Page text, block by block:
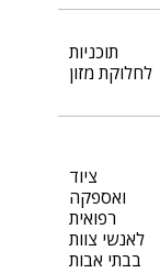
תוכניות
לחלוקת מזון
ציוד
ואספקה
רפואית
לאנשי צוות
בבתי אבות